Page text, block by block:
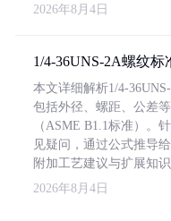
2026年8月4日
1/4-36UNS-2A螺纹标
本文详细解析1/4-
包括外径、螺距、公差
（ASME B1.1标准）。
见疑问，通过公式推导
附加工艺建议与扩展知识
2026年8月4日